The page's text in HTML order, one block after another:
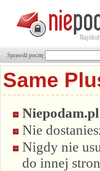
Sprawdź pocztę
Same
Niepodam.pl
Nie
Nigdy nie
do innej